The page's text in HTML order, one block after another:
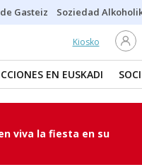
Gasteiz Soziedad
Kiosko
EN EUSKADI
viva la fiesta en su